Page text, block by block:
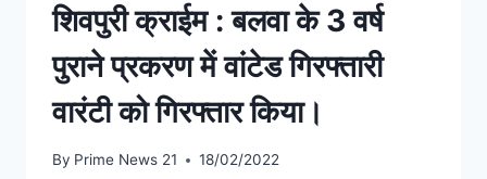
शिवपुरी क्राईम : बलवा के 3 वर्ष
पुराने प्रकरण में वांटेड गिरफ्तारी
वारंटी को गिरफ्तार किया।
By Prime News 21 18/02/2022